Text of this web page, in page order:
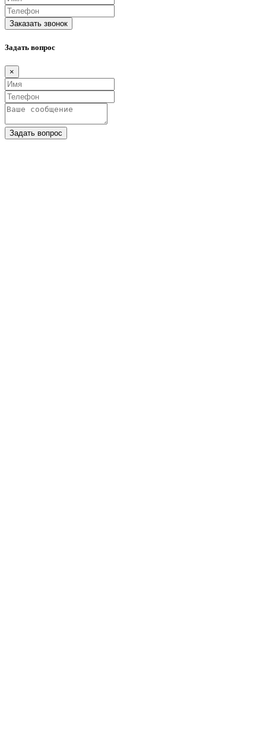
Заказать звонок
Задать вопрос
×
Задать вопрос